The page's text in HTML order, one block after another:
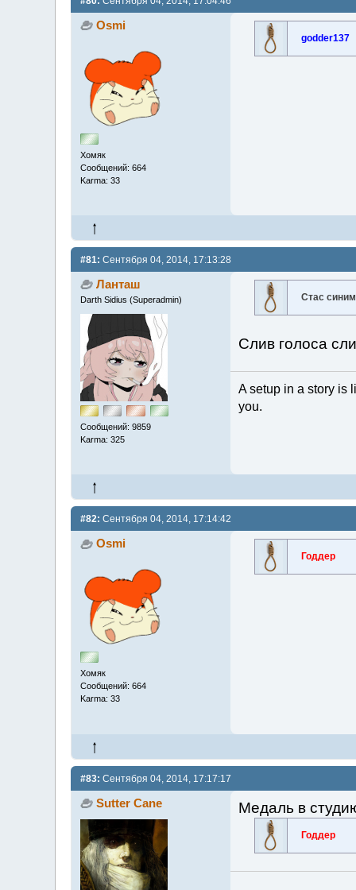
Osmi
Хомяк
Сообщений: 664
Karma: 33
godder137
#81: Сентября 04, 2014, 17:13:28
Ланташ
Darth Sidius (Superadmin)
Сообщений: 9859
Karma: 325
Стас синим
Слив голоса
A setup in a story is
you.
#82: Сентября 04, 2014, 17:14:42
Osmi
Хомяк
Сообщений: 664
Karma: 33
Годдер
#83: Сентября 04, 2014, 17:17:17
Sutter Cane Медаль в
Годдер